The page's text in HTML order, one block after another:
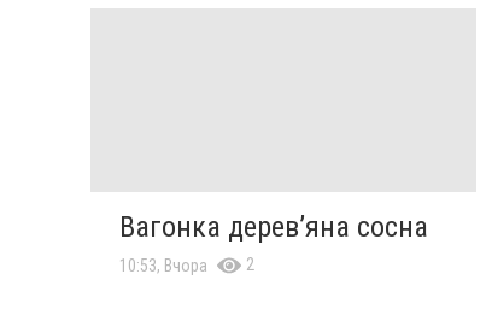
Вагонка дерев’яна сосна
10:53, Вчора 2